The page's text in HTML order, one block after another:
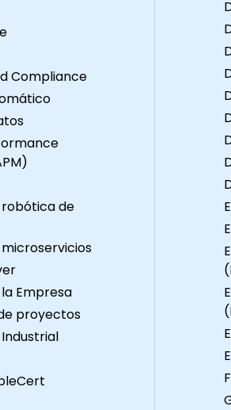
y
que
y
de IA
Al
los
nivel
los
su
y
curso
los fundamentos
desarrollar
prácticas de
sus aplicaciones
ejercicios y
práctica en un
laboratorio en
personalización
Para solicitar una
personalizada
curso,
coordinar los
Compliance
de
Empresa
proyectos